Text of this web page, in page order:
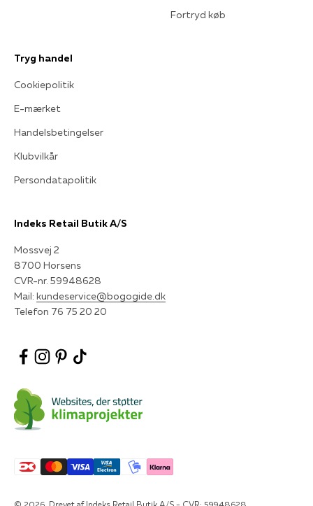
Fortryd køb
Tryg handel
Cookiepolitik
E-mærket
Handelsbetingelser
Klubvilkår
Persondatapolitik
Indeks Retail Butik A/S
Mossvej 2
8700 Horsens
CVR-nr. 59948628
Mail: kundeservice@bogogide.dk
Telefon 76 75 20 20